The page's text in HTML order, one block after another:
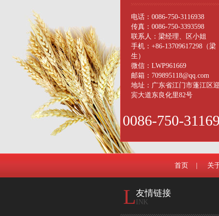
电话：0086-750-3116938
传真：0086-750-3393598
联系人：梁经理、区小姐
手机：+86-13709617298（梁
生）
微信：LWP961669
邮箱：709895118@qq.com
地址：广东省江门市蓬江区
宾大道东良化里82号
0086-750-
首页 关
L友情链接
INK